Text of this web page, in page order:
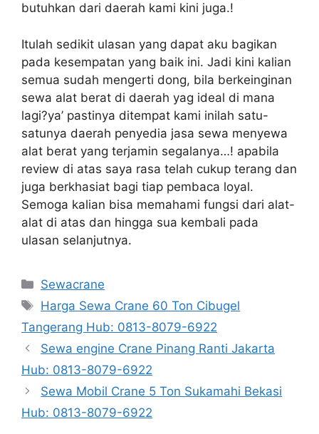
butuhkan dari daerah kami kini juga.!
Itulah sedikit ulasan yang dapat aku bagikan
pada kesempatan yang baik ini. Jadi kini kalian
semua sudah mengerti dong, bila berkeinginan
sewa alat berat di daerah yag ideal di mana
lagi?ya’ pastinya ditempat kami inilah satu-
satunya daerah penyedia jasa sewa menyewa
alat berat yang terjamin segalanya…! apabila
review di atas saya rasa telah cukup terang dan
juga berkhasiat bagi tiap pembaca loyal.
Semoga kalian bisa memahami fungsi dari alat-
alat di atas dan hingga sua kembali pada
ulasan selanjutnya.
Categories
Sewacrane
Tags
Harga Sewa Crane 60 Ton Cibugel
Tangerang Hub: 0813-8079-6922
Sewa engine Crane Pinang Ranti Jakarta
Hub: 0813-8079-6922
Sewa Mobil Crane 5 Ton Sukamahi Bekasi
Hub: 0813-8079-6922